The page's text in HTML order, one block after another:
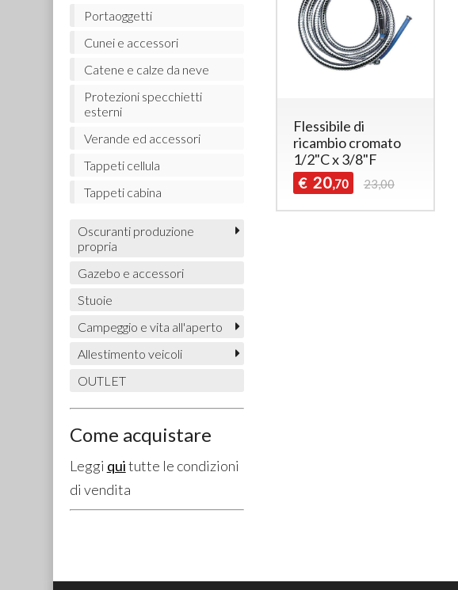
Flessibile di
ricambio cromato
1/2"C x 3/8"F
€ 20,70 23,00
Portaoggetti
Cunei e accessori
Catene e calze da neve
Protezioni specchietti
esterni
Verande ed accessori
Tappeti cellula
Tappeti cabina
Oscuranti produzione
propria
Gazebo e accessori
Stuoie
Campeggio e vita all'aperto
Allestimento veicoli
OUTLET
Come acquistare
Leggi quitutte le condizioni
di vendita